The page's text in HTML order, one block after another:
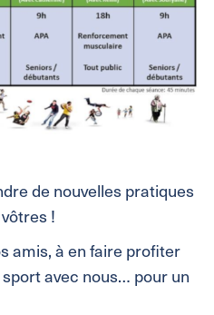
de nouvelles pratiques
!
amis, à en faire profiter
avec nous… pour un